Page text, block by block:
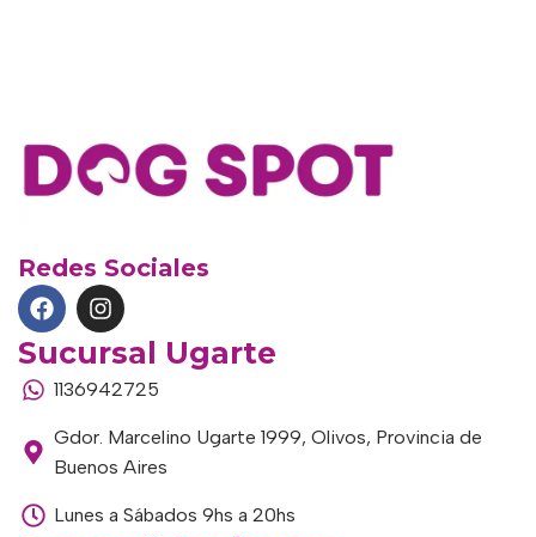
Redes Sociales
Sucursal Ugarte
1136942725
Gdor. Marcelino Ugarte 1999, Olivos, Provincia de
Buenos Aires
Lunes a Sábados 9hs a 20hs